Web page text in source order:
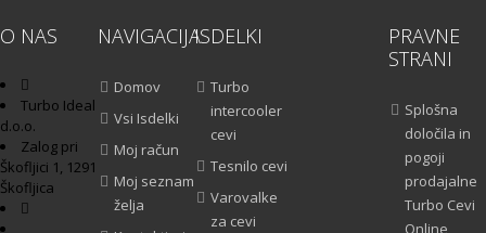
O NAS
Turbo Ideal
d.o.o.
Zalog pri
Škofljici 1, 1291
Škofljica
NAVIGACIJA
Domov
Vsi Isdelki
Moj račun
Moj seznam
želja
ISDELKI
Turbo
intercooler
cevi
Tesnilo cevi
Varovalke
za cevi
PRAVNE
STRANI
Splošna
določila in
pogoji
prodajalne
Turbo Cevi
Online